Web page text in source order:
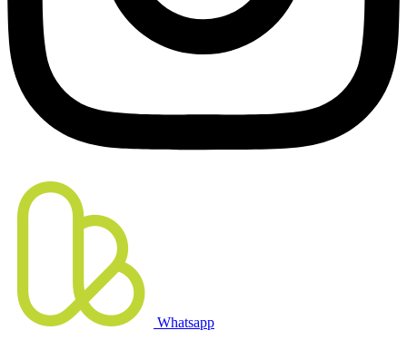
Whatsapp